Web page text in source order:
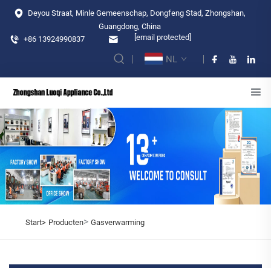
Deyou Straat, Minle Gemeenschap, Dongfeng Stad, Zhongshan,
Guangdong, China
+86 13924990837
[email protected]
NL
Start> Producten> Gasverwarming